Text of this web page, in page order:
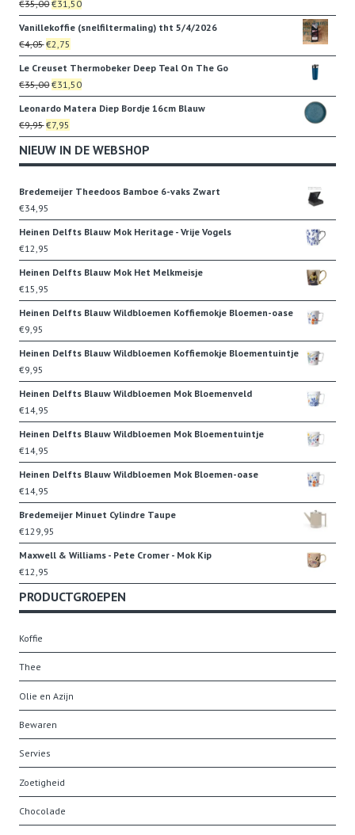
€22,95.€19,95.
€35,00Oorspronkelijke
prijs
was:
€35,00.
€31,50Huidige
prijs
€31,50.
Vanillekoffie (snelfiltermaling) tht 5/4/2026
€4,05Oorspronkelijke
prijs
was:
€4,05.
€2,75
prijs
is:
€2,75.
Le Creuset Thermobeker Deep Teal On The Go
€35,00Oorspronkelijke
prijs
was:
€35,00.
€31,50Huidige
prijs
€31,50.
Leonardo Matera Diep Bordje 16cm Blauw
€9,95Oorspronkelijke
prijs
was:
€7,95
prijs
is:
NIEUW IN DE WEBSHOP
Bredemeijer Theedoos Bamboe 6-vaks Zwart
€34,95
Heinen Delfts Blauw Mok Heritage - Vrije Vogels
€12,95
Heinen Delfts Blauw Mok Het Melkmeisje
€15,95
Heinen Delfts Blauw Wildbloemen Koffiemokje Bloemen-oase
€9,95
Heinen Delfts Blauw Wildbloemen Koffiemokje Bloementuintje
€9,95
Heinen Delfts Blauw Wildbloemen Mok Bloemenveld
€14,95
Heinen Delfts Blauw Wildbloemen Mok Bloementuintje
€14,95
Heinen Delfts Blauw Wildbloemen Mok Bloemen-oase
€14,95
Bredemeijer Minuet Cylindre Taupe
€129,95
Maxwell & Williams - Pete Cromer - Mok Kip
€12,95
PRODUCTGROEPEN
Koffie
Thee
Olie en Azijn
Bewaren
Servies
Zoetigheid
Chocolade